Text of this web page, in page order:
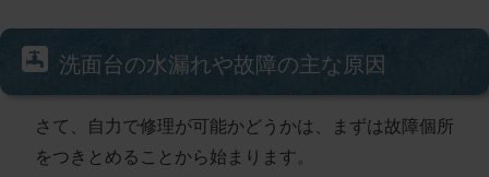
洗面台の水漏れや故障の主な原因
さて、自力で修理が可能かどうかは、まずは故障個所
をつきとめることから始まります。